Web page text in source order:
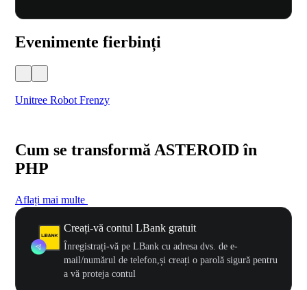
Evenimente fierbinți
Unitree Robot Frenzy
Cum se transformă ASTEROID în
PHP
Aflați mai multe
Creați-vă contul LBank gratuit
Înregistrați-vă pe LBank cu adresa dvs. de e-
mail/numărul de telefon,și creați o parolă sigură pentru
a vă proteja contul